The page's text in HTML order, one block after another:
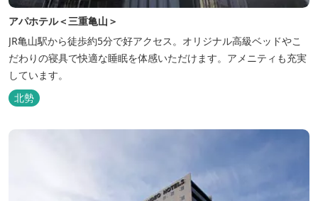
アパホテル＜三重亀山＞
JR亀山駅から徒歩約5分で好アクセス。オリジナル高級ベッドやこ
だわりの寝具で快適な睡眠を体感いただけます。アメニティも充実
しています。
北勢